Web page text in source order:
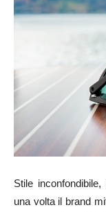
Stile
una volta il brand